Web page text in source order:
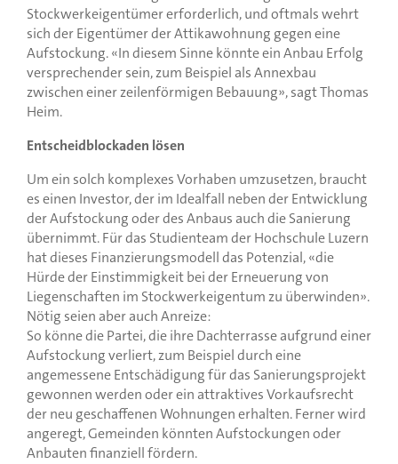
Stockwerkeigentümer erforderlich, und oftmals wehrt
sich der Eigentümer der Attikawohnung gegen eine
Aufstockung. «In diesem Sinne könnte ein Anbau Erfolg
versprechender sein, zum Beispiel als Annexbau
zwischen einer zeilenförmigen Bebauung», sagt Thomas
Heim.
Entscheidblockaden lösen
Um ein solch komplexes Vorhaben umzusetzen, braucht
es einen Investor, der im Idealfall neben der Entwicklung
der Aufstockung oder des Anbaus auch die Sanierung
übernimmt. Für das Studienteam der Hochschule Luzern
hat dieses Finanzierungsmodell das Potenzial, «die
Hürde der Einstimmigkeit bei der Erneuerung von
Liegenschaften im Stockwerkeigentum zu überwinden».
Nötig seien aber auch Anreize:
So könne die Partei, die ihre Dachterrasse aufgrund einer
Aufstockung verliert, zum Beispiel durch eine
angemessene Entschädigung für das Sanierungsprojekt
gewonnen werden oder ein attraktives Vorkaufsrecht
der neu geschaffenen Wohnungen erhalten. Ferner wird
angeregt, Gemeinden könnten Aufstockungen oder
Anbauten finanziell fördern.